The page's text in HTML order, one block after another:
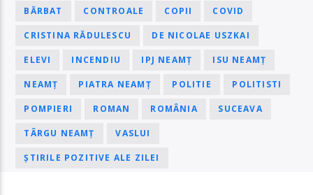
BĂRBAT CONTROALE COPII COVID
CRISTINA RĂDULESCU DE NICOLAE USZKAI
ELEVI INCENDIU IPJ NEAMȚ ISU NEAMȚ
NEAMȚ PIATRA NEAMȚ POLITIE POLITISTI
POMPIERI ROMAN ROMÂNIA SUCEAVA
TÂRGU NEAMȚ VASLUI
ȘTIRILE POZITIVE ALE ZILEI